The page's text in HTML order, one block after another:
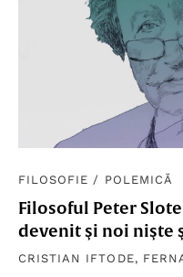
FILOSOFIE / POLEMICĂ
Filosoful Peter
devenit şi noi nişte
CRISTIAN IFTODE,